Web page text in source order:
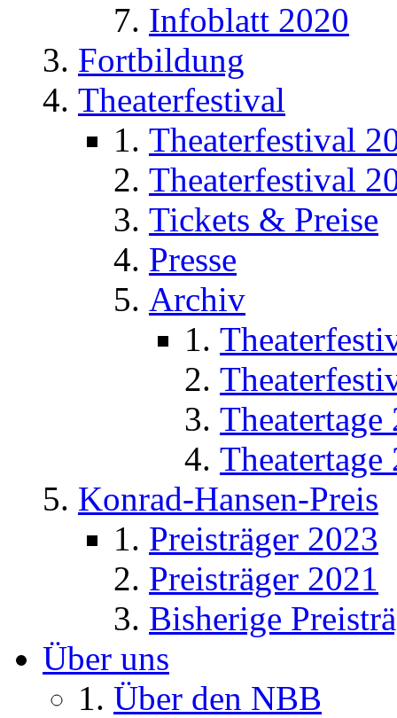
Infoblatt 2020
Fortbildung
Theaterfestival
Theaterfestival
Theaterfestival
Tickets & Preise
Presse
Archiv
Theatertage
Theatertage
Konrad-Hansen-Preis
Preisträger 2023
Preisträger 2021
Bisherige
Über uns
Über den NBB